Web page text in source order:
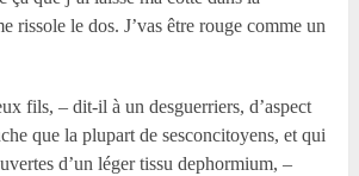
rissole le dos. J’vas être rouge comme un
fils, – dit-il à un desguerriers, d’aspect
que la plupart de sesconcitoyens, et qui
d’un léger tissu dephormium, –